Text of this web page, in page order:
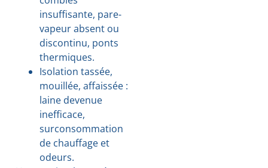
insuffisante, pare-
vapeur absent ou
discontinu, ponts
thermiques.
Isolation tassée,
mouillée, affaissée :
laine devenue
inefficace,
surconsommation
de chauffage et
odeurs.